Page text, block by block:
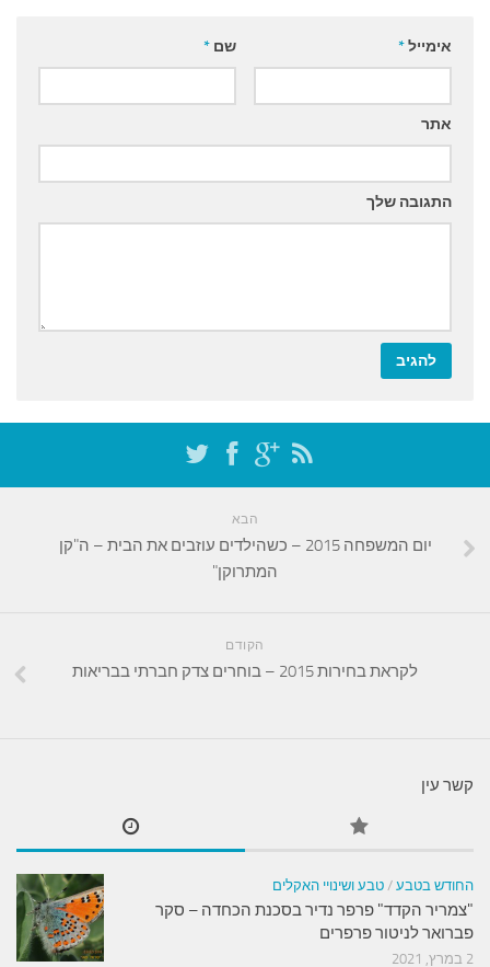
שם * אימייל*
אתר
התגובה שלך
הבא
יום המשפחה 2015 – כשהילדים עוזבים את הבית – ה"קן
המתרוקן"
הקודם
לקראת בחירות 2015 – בוחרים צדק חברתי בבריאות
קשר עין
החודש בטבע / טבע ושינויי האקלים
"צמריר הקדד" פרפר נדיר בסכנת הכחדה – סקר
פברואר לניטור פרפרים
2 במרץ, 2021